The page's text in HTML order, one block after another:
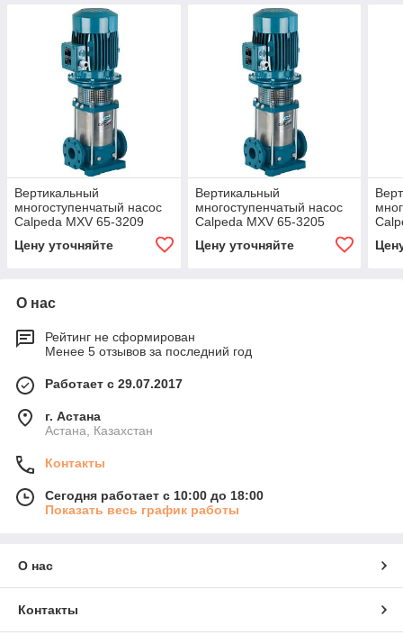
Вертикальный
многоступенчатый насос
Calpeda MXV 65-3209
Цену уточняйте
Вертикальный
многоступенчатый насос
Calpeda MXV 65-3205
Цену уточняйте
О нас
Рейтинг не сформирован
Менее 5 отзывов за последний год
Работает с 29.07.2017
г. Астана
Астана, Казахстан
Контакты
Сегодня работает с 10:00 до 18:00
Показать весь график работы
О нас
Контакты